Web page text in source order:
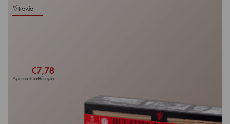
Ιταλία
€7,78
Άμεσα διαθέσιμο